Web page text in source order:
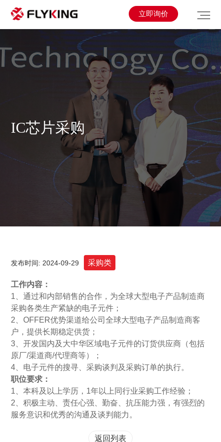
立即询价
IC芯片采购
发布时间: 2024-09-29 采购类
工作内容：
1、通过和内部销售的合作，为全球大型电子产品制造商
采购各类生产紧缺的电子元件；
2、OFFER优势渠道给公司全球大型电子产品制造商客
户，提供长期稳定供货；
3、开发国内及大中华区域电子元件的订货供应商（包括
原厂/渠道商/代理商等）；
4、电子元件的搜寻、采购谈判及采购订单的执行。
职位要求：
1、本科及以上学历，1年以上同行业采购工作经验；
2、积极主动、责任心强、勤奋、抗压能力强，有强烈的
服务意识和优秀的沟通及谈判能力。
返回列表